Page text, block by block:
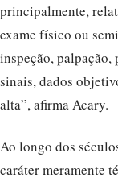
principalmente,
exame físico ou
inspeção, palpação,
sinais, dados
alta”, afirma Acary.
Ao longo dos
caráter meramente